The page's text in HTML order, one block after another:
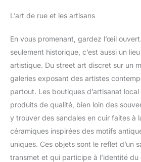
L’art de rue et les artisans
En vous promenant, gardez l’œil
seulement historique, c’est aussi un
artistique. Du street art discret sur un
galeries exposant des artistes
partout. Les boutiques d’artisanat
produits de qualité, bien loin des
y trouver des sandales en cuir faites à
céramiques inspirées des motifs
uniques. Ces objets sont le reflet d’un
transmet et qui participe à l’identité du